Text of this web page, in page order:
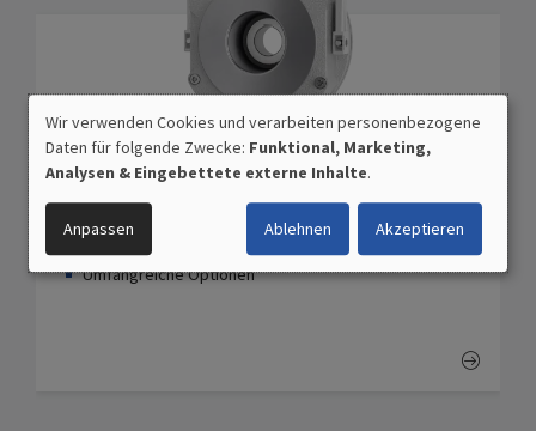
FDB
Robuste Arbeits- oder Haltebremse
Erhältlich in 10 Baugrößen
Bremsmoment
wahlweise fix oder justierbar
Umfangreiche Optionen
VERWENDUNG
PERSONENBEZOGENER
DATEN
UND
COOKIES
Wir verwenden Cookies und verarbeiten personenbezogene
Daten für folgende Zwecke: Funktional, Marketing,
Analysen & Eingebettete externe Inhalte.
Anpassen Ablehnen Akzeptieren